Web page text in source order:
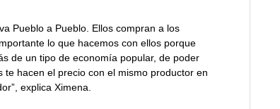
Pueblo a Pueblo. Ellos compran a los
lo que hacemos con ellos porque
de un tipo de economía popular, de poder
hacen el precio con el mismo productor en
explica Ximena.